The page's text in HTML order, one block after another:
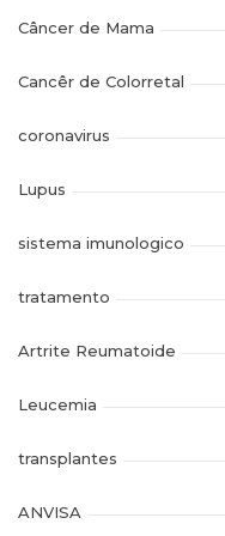
Câncer de Mama
Cancêr de Colorretal
coronavirus
Lupus
sistema imunologico
tratamento
Artrite Reumatoide
Leucemia
transplantes
ANVISA